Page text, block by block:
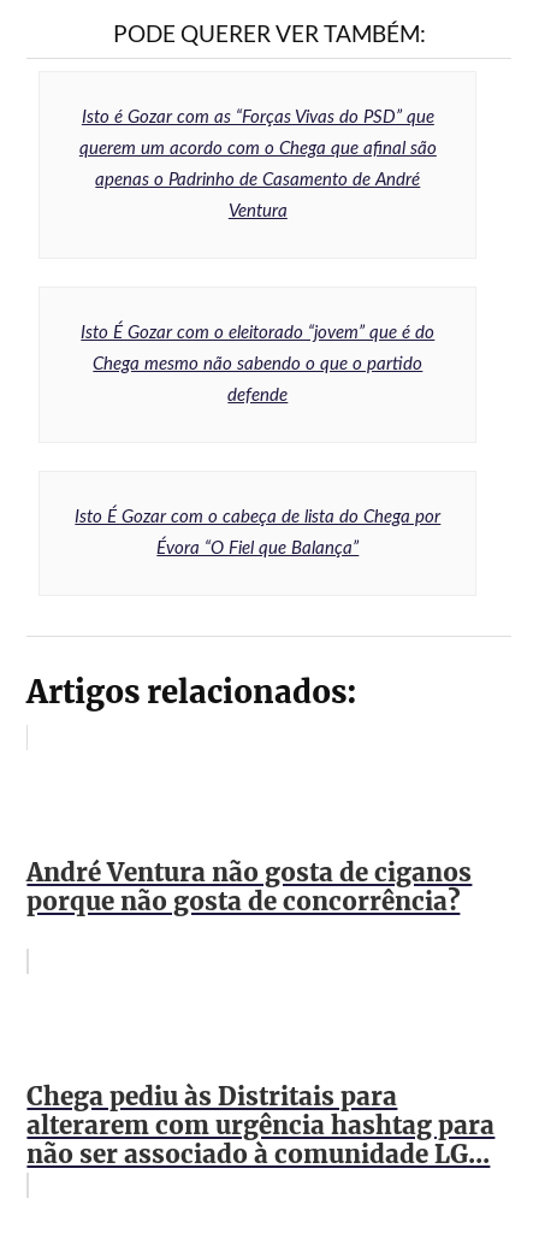
PODE QUERER VER TAMBÉM:
Isto é Gozar com as “Forças Vivas do PSD” que
querem um acordo com o Chega que afinal são
apenas o Padrinho de Casamento de André
Ventura
Isto É Gozar com o eleitorado “jovem” que é do
Chega mesmo não sabendo o que o partido
defende
Isto É Gozar com o cabeça de lista do Chega por
Évora “O Fiel que Balança”
Artigos relacionados:
André Ventura não gosta de ciganos
porque não gosta de concorrência?
Chega pediu às Distritais para
alterarem com urgência hashtag para
não ser associado à comunidade LG...